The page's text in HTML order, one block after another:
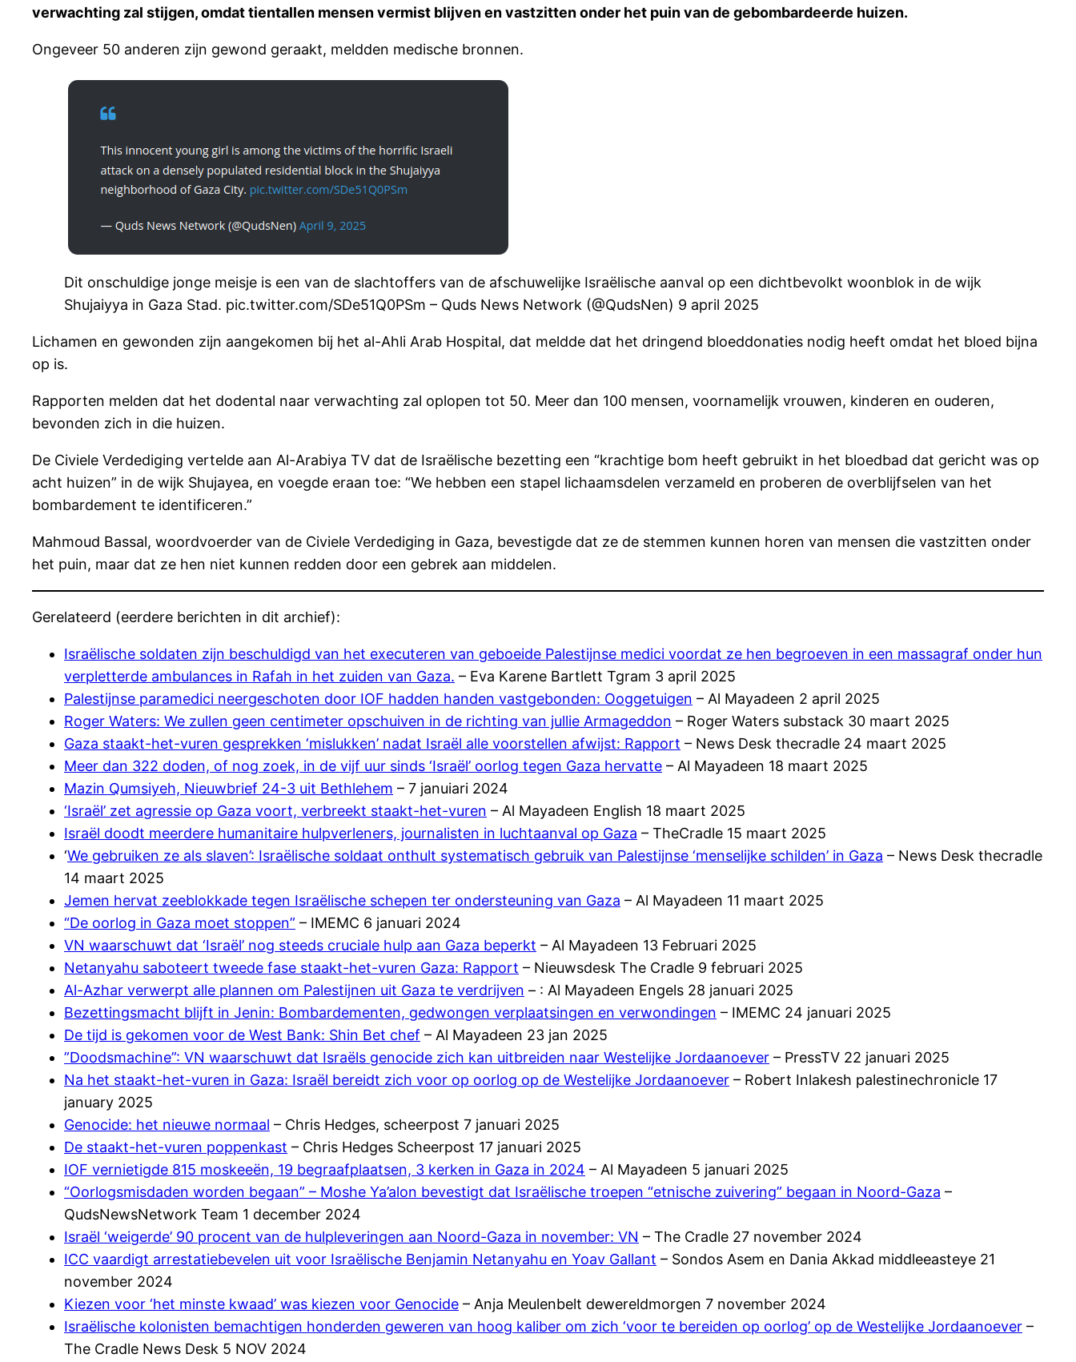
verwachting zal stijgen, omdat tientallen mensen vermist blijven en vastzitten onder het puin van de gebombardeerde huizen.
Ongeveer 50 anderen zijn gewond geraakt, meldden medische bronnen.
Dit onschuldige jonge meisje is een van de slachtoffers van de afschuwelijke Israëlische aanval op een dichtbevolkt woonblok in de wijk
Shujaiyya in Gaza Stad. pic.twitter.com/SDe51Q0PSm – Quds News Network (@QudsNen) 9 april 2025
Lichamen en gewonden zijn aangekomen bij het al-Ahli Arab Hospital, dat meldde dat het dringend bloeddonaties nodig heeft omdat het bloed bijna
op is.
Rapporten melden dat het dodental naar verwachting zal oplopen tot 50. Meer dan 100 mensen, voornamelijk vrouwen, kinderen en ouderen,
bevonden zich in die huizen.
De Civiele Verdediging vertelde aan Al-Arabiya TV dat de Israëlische bezetting een “krachtige bom heeft gebruikt in het bloedbad dat gericht was op
acht huizen” in de wijk Shujayea, en voegde eraan toe: “We hebben een stapel lichaamsdelen verzameld en proberen de overblijfselen van het
bombardement te identificeren.”
Mahmoud Bassal, woordvoerder van de Civiele Verdediging in Gaza, bevestigde dat ze de stemmen kunnen horen van mensen die vastzitten onder
het puin, maar dat ze hen niet kunnen redden door een gebrek aan middelen.
Gerelateerd (eerdere berichten in dit archief):
Israëlische soldaten zijn beschuldigd van het executeren van geboeide Palestijnse medici voordat ze hen begroeven in een massagraf onder hun
verpletterde ambulances in Rafah in het zuiden van Gaza. – Eva Karene Bartlett Tgram 3 april 2025
Palestijnse paramedici neergeschoten door IOF hadden handen vastgebonden: Ooggetuigen – Al Mayadeen 2 april 2025
Roger Waters: We zullen geen centimeter opschuiven in de richting van jullie Armageddon – Roger Waters substack 30 maart 2025
Gaza staakt-het-vuren gesprekken ‘mislukken’ nadat Israël alle voorstellen afwijst: Rapport – News Desk thecradle 24 maart 2025
Meer dan 322 doden, of nog zoek, in de vijf uur sinds ‘Israël’ oorlog tegen Gaza hervatte – Al Mayadeen 18 maart 2025
Mazin Qumsiyeh, Nieuwbrief 24-3 uit Bethlehem – 7 januiari 2024
‘Israël’ zet agressie op Gaza voort, verbreekt staakt-het-vuren – Al Mayadeen English 18 maart 2025
Israël doodt meerdere humanitaire hulpverleners, journalisten in luchtaanval op Gaza – TheCradle 15 maart 2025
‘We gebruiken ze als slaven’: Israëlische soldaat onthult systematisch gebruik van Palestijnse ‘menselijke schilden’ in Gaza – News Desk thecradle
14 maart 2025
Jemen hervat zeeblokkade tegen Israëlische schepen ter ondersteuning van Gaza – Al Mayadeen 11 maart 2025
“De oorlog in Gaza moet stoppen” – IMEMC 6 januari 2024
VN waarschuwt dat ‘Israël’ nog steeds cruciale hulp aan Gaza beperkt – Al Mayadeen 13 Februari 2025
Netanyahu saboteert tweede fase staakt-het-vuren Gaza: Rapport – Nieuwsdesk The Cradle 9 februari 2025
Al-Azhar verwerpt alle plannen om Palestijnen uit Gaza te verdrijven – : Al Mayadeen Engels 28 januari 2025
Bezettingsmacht blijft in Jenin: Bombardementen, gedwongen verplaatsingen en verwondingen – IMEMC 24 januari 2025
De tijd is gekomen voor de West Bank: Shin Bet chef – Al Mayadeen 23 jan 2025
”Doodsmachine”: VN waarschuwt dat Israëls genocide zich kan uitbreiden naar Westelijke Jordaanoever – PressTV 22 januari 2025
Na het staakt-het-vuren in Gaza: Israël bereidt zich voor op oorlog op de Westelijke Jordaanoever – Robert Inlakesh palestinechronicle 17
january 2025
Genocide: het nieuwe normaal – Chris Hedges, scheerpost 7 januari 2025
De staakt-het-vuren poppenkast – Chris Hedges Scheerpost 17 januari 2025
IOF vernietigde 815 moskeeën, 19 begraafplaatsen, 3 kerken in Gaza in 2024 – Al Mayadeen 5 januari 2025
“Oorlogsmisdaden worden begaan” – Moshe Ya’alon bevestigt dat Israëlische troepen “etnische zuivering” begaan in Noord-Gaza –
QudsNewsNetwork Team 1 december 2024
Israël ‘weigerde’ 90 procent van de hulpleveringen aan Noord-Gaza in november: VN – The Cradle 27 november 2024
ICC vaardigt arrestatiebevelen uit voor Israëlische Benjamin Netanyahu en Yoav Gallant – Sondos Asem en Dania Akkad middleeasteye 21
november 2024
Kiezen voor ‘het minste kwaad’ was kiezen voor Genocide – Anja Meulenbelt dewereldmorgen 7 november 2024
Israëlische kolonisten bemachtigen honderden geweren van hoog kaliber om zich ‘voor te bereiden op oorlog’ op de Westelijke Jordaanoever –
The Cradle News Desk 5 NOV 2024